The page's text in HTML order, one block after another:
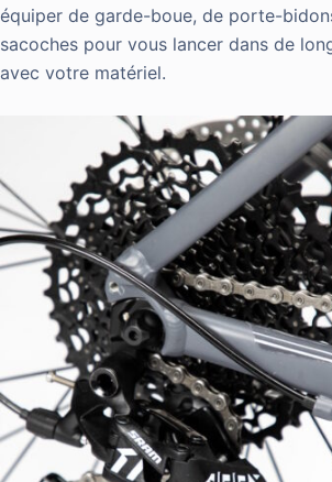
équiper de garde-boue, de porte-
sacoches pour vous lancer dans de
avec votre matériel.